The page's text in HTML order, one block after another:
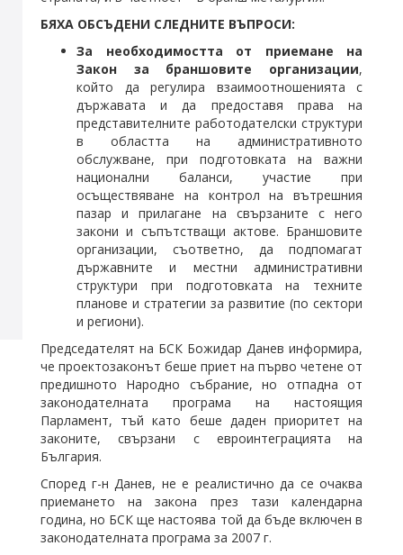
БЯХА ОБСЪДЕНИ СЛЕДНИТЕ ВЪПРОСИ:
За необходимостта от приемане на
Закон за браншовите организации,
който да регулира взаимоотношенията с
държавата и да предоставя права на
представителните работодателски структури
в областта на административното
обслужване, при подготовката на важни
национални баланси, участие при
осъществяване на контрол на вътрешния
пазар и прилагане на свързаните с него
закони и съпътстващи актове. Браншовите
организации, съответно, да подпомагат
държавните и местни административни
структури при подготовката на техните
планове и стратегии за развитие (по сектори
и региони).
Председателят на БСК Божидар Данев информира,
че проектозаконът беше приет на първо четене от
предишното Народно събрание, но отпадна от
законодателната програма на настоящия
Парламент, тъй като беше даден приоритет на
законите, свързани с евроинтеграцията на
България.
Според г-н Данев, не е реалистично да се очаква
приемането на закона през тази календарна
година, но БСК ще настоява той да бъде включен в
законодателната програма за 2007 г.